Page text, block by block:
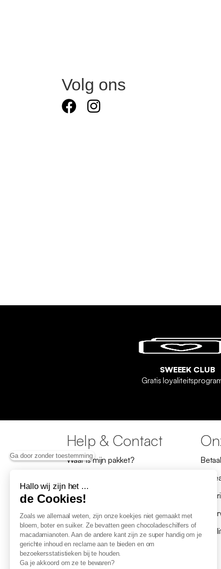
Ga door zonder toestemming
Hallo wij zijn het ...
de Cookies!
Zoals we allemaal weten, zijn onze koekjes niet gemaakt met
bloem, boter en suiker. Ze bevatten geen chocoladeschilfers of
macadamianoten. Aan de andere kant zijn ze super handig om je
gerichte inhoud en reclame aan te bieden en om
bezoekersstatistieken bij te houden.
Ga je akkoord om ze te bewaren?
Volg ons
SWEEEK CLUB
Gratis
Help & Contact
Waar is mijn pakket?
Herroeping
Mijn product is defect, ik wil het
repareren
Veelgestelde vragen
Contact